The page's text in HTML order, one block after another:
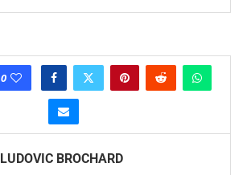
0
LUDOVIC BROCHARD